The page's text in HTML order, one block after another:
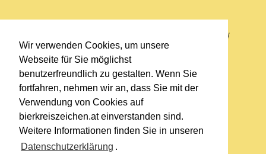
Wir verwenden Cookies, um unsere
Webseite für Sie möglichst
benutzerfreundlich zu gestalten. Wenn Sie
fortfahren, nehmen wir an, dass Sie mit der
Verwendung von Cookies auf
bierkreiszeichen.at einverstanden sind.
Weitere Informationen finden Sie in unseren
Datenschutzerklärung .
Sie befinden sich auf https://www.bierkreiszeichen.at/
im Pfad:Übers Bier/Biersorten
Erstellt: 2013-05-14
Links
Impressum
Datenschutzerklärung